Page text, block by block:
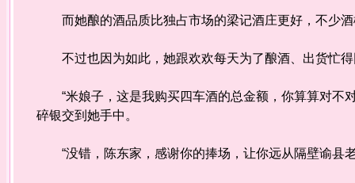
而她酿的酒品质比独占市场的梁记酒庄更好，不少酒
不过也因为如此，她跟欢欢每天为了酿酒、出货忙得
“米娘子，这是我购买四车酒的总金额，你算算对不
碎银交到她手中。
“没错，陈东家，感谢你的捧场，让你远从隔壁谕县